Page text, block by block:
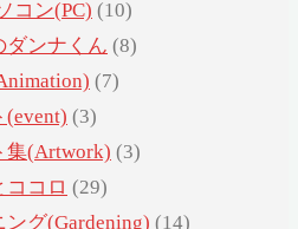
コン(PC) (10)
ダンナくん (8)
(7)
(event) (3)
集(Artwork) (3)
ココロ (29)
ング(Gardening) (14)